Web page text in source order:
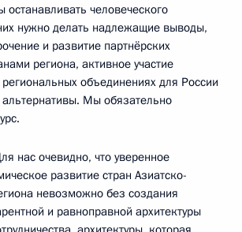
человеческого
нужно делать надлежащие выводы,
и развитие партнёрских
региона, активное участие
объединениях для России
Мы обязательно
нас очевидно, что уверенное
развитие стран Азиатско-
невозможно без создания
и равноправной архитектуры